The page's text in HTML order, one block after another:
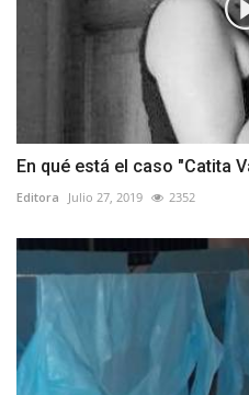
En qué está el caso "Catita
Editora Julio 27, 2019 2352